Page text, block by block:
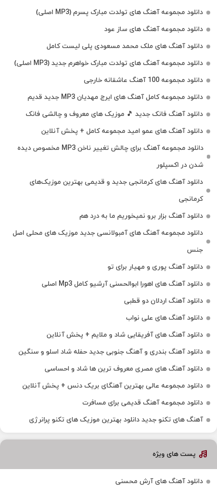
دانلود مجموعه آهنگ های تولدت مبارک پسرم (MP3 اصلی)
دانلود مجموعه آهنگ های ساز عود
دانلود آهنگ های ملک‌ محمد مسعودی پلی لیست کامل
دانلود مجموعه آهنگ های تولدت مبارک خواهرم جدید (MP3 اصلی)
دانلود مجموعه 100 آهنگ عاشقانه خارجی
دانلود مجموعه کامل آهنگ های ایرج مهدیان MP3 جدید قدیم
دانلود آهنگ فانک جدید 🎵 موزیک‌ های معروف و چالشی فانک
دانلود آهنگ های عمو امید مجموعه کامل + پخش آنلاین
دانلود مجموعه آهنگ برای چالش تغییر ناخن MP3 مخصوص دیده
شدن در اکسپلور
دانلود آهنگ‌ های کرمانجی جدید و قدیمی بهترین موزیک‌های
کرمانجی
دانلود آهنگ بزار برو نمیخوریم ما به درد هم
دانلود مجموعه آهنگ های آمبولانسی جدید موزیک های محلی اصل
جنس
دانلود آهنگ پوری و مهیار برای تو
دانلود آهنگ های اهورا ابوالحسنی آرشیو کامل Mp3 اصلی
دانلود آهنگ اردلان دو قطبی
دانلود آهنگ های علی نواب
دانلود آهنگ های آفریقایی شاد و ملایم + پخش آنلاین
دانلود آهنگ بندری و آهنگ جنوبی جدید حفله شاد اسلو و سنگین
دانلود آهنگ های مصری معروف ترین ها شاد و احساسی
دانلود مجموعه عالی بهترین آهنگای بریک دنس + پخش آنلاین
دانلود مجموعه آهنگ قدیمی برای مسافرت
آهنگ های تکنو جدید دانلود بهترین موزیک های تکنو پرانرژی
پست های ویژه
دانلود آهنگ های آرش محسنی